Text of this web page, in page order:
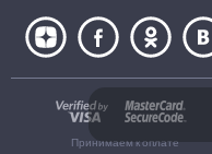
Принимаем к оплате